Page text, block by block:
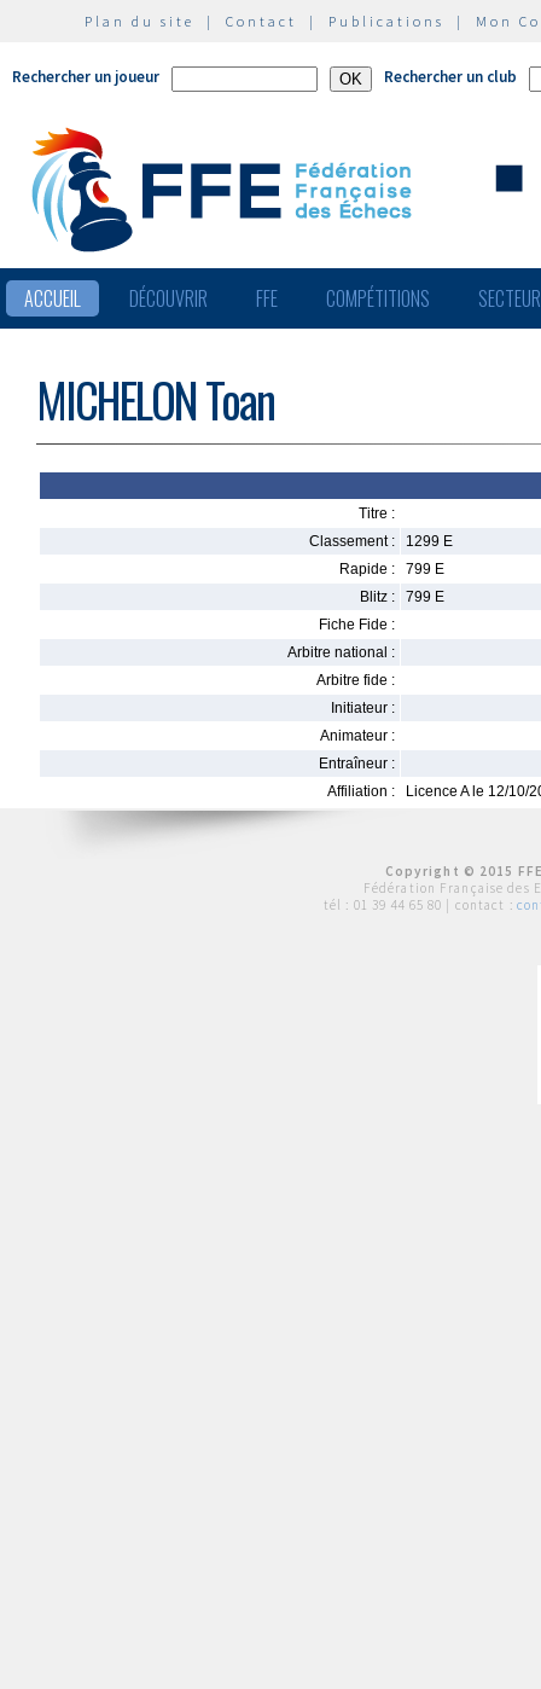
Plan du site | Contact | Publications | Mon
Rechercher un joueur Rechercher un club
ACCUEIL DÉCOUVRIR FFE COMPÉTITIONS
MICHELON Toan
Titre :
Classement :
1299 E
Rapide :
799 E
Blitz :
799 E
Fiche Fide :
Arbitre national :
Arbitre fide :
Initiateur :
Animateur :
Entraîneur :
Affiliation :
Licence A le 12/10/
Copyright © 2015
Fédération Française des
tél : 01 39 44 65 80 | contact :